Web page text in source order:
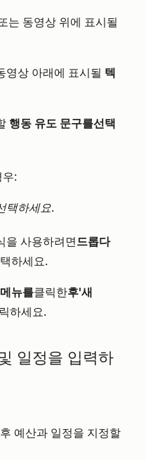
는 동영상 위에 표시될
영상 아래에 표시될 텍
행동 유도 문구를선택
우:
택하세요.
을 사용하려면드롭다
하세요.
뉴를클릭한후'새
하세요.
일정을 입력하
예산과 일정을 지정할